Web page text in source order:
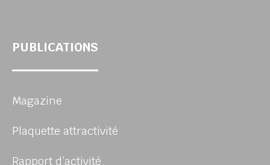
PUBLICATIONS
Magazine
Plaquette attractivité
Rapport d’activité